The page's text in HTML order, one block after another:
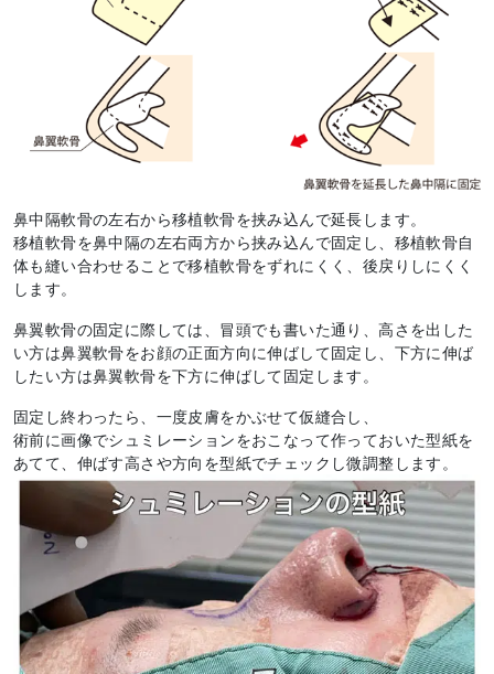
鼻中隔軟骨の左右から移植軟骨を挟み込んで延長します。
移植軟骨を鼻中隔の左右両方から挟み込んで固定し、移植軟骨自
体も縫い合わせることで移植軟骨をずれにくく、後戻りしにくく
します。
鼻翼軟骨の固定に際しては、冒頭でも書いた通り、高さを出した
い方は鼻翼軟骨をお顔の正面方向に伸ばして固定し、下方に伸ば
したい方は鼻翼軟骨を下方に伸ばして固定します。
固定し終わったら、一度皮膚をかぶせて仮縫合し、
術前に画像でシュミレーションをおこなって作っておいた型紙を
あてて、伸ばす高さや方向を型紙でチェックし微調整します。